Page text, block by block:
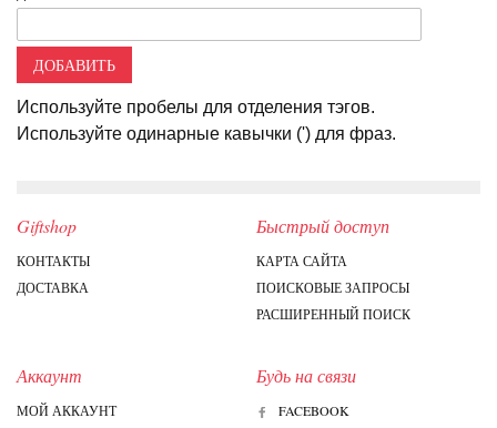
ДОБАВИТЬ
Используйте пробелы для отделения тэгов.
Используйте одинарные кавычки (') для фраз.
Giftshop
КОНТАКТЫ
ДОСТАВКА
Быстрый доступ
КАРТА САЙТА
ПОИСКОВЫЕ ЗАПРОСЫ
РАСШИРЕННЫЙ ПОИСК
Аккаунт
МОЙ АККАУНТ
Будь на связи
FACEBOOK